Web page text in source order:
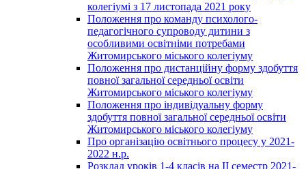
колегіумі з 17 листопада 2021 року
Положення про команду психолого-
педагогічного супроводу дитини з
особливими освітніми потребами
Житомирського міського колегіуму
Положення про дистанційну форму здобуття
повної загальної середньої освіти
Житомирського міського колегіуму
Положення про індивідуальну форму
здобуття повної загальної середньої освіти
Житомирського міського колегіуму
Про організацію освітнього процесу у 2021-
2022 н.р.
Розклад уроків 1-4 класів на ІІ семестр 2021-